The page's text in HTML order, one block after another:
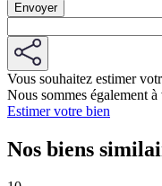
Vous souhaitez estimer
Nous sommes également
Estimer votre bien
Nos biens